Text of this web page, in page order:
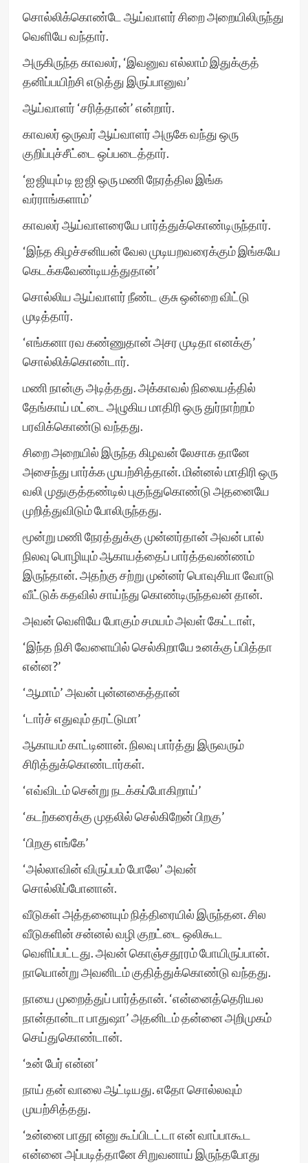
சொல்லிக்கொண்டே ஆய்வாளர் சிறை அறையிலிருந்து
வெளியே வந்தார்.
அருகிருந்த காவலர், ‘இவனுவ எல்லாம் இதுக்குத்
தனிப்பயிற்சி எடுத்து இருப்பானுவ’
ஆய்வாளர் ‘சரித்தான்’ என்றார்.
காவலர் ஒருவர் ஆய்வாளர் அருகே வந்து ஒரு
குறிப்புச்சீட்டை ஒப்படைத்தார்.
‘ஐ ஜியும் டி ஐ ஜி ஒரு மணி நேரத்தில இங்க
வர்ராங்களாம்’
காவலர் ஆய்வாளரையே பார்த்துக்கொண்டிருந்தார்.
‘இந்த கிழச்சனியன் வேல முடியறவரைக்கும் இங்கயே
கெடக்கவேண்டியத்துதான்’
சொல்லிய ஆய்வாளர் நீண்ட குசு ஒன்றை விட்டு
முடித்தார்.
‘எங்கனா ரவ கண்ணுதான் அசர முடிதா எனக்கு’
சொல்லிக்கொண்டார்.
மணி நான்கு அடித்தது. அக்காவல் நிலையத்தில்
தேங்காய் மட்டை அழுகிய மாதிரி ஒரு துர்நாற்றம்
பரவிக்கொண்டு வந்தது.
சிறை அறையில் இருந்த கிழவன் லேசாக தானே
அசைந்து பார்க்க முயற்சித்தான். மின்னல் மாதிரி ஒரு
வலி முதுகுத்தண்டில் புகுந்துகொண்டு அதனையே
முறித்துவிடும் போலிருந்தது.
மூன்று மணி நேரத்துக்கு முன்னர்தான் அவன் பால்
நிலவு பொழியும் ஆகாயத்தைப் பார்த்தவண்ணம்
இருந்தான். அதற்கு சற்று முன்னர் பொவுசியா வோடு
வீட்டுக் கதவில் சாய்ந்து கொண்டிருந்தவன் தான்.
அவன் வெளியே போகும் சமயம் அவள் கேட்டாள்,
‘இந்த நிசி வேளையில் செல்கிறாயே உனக்கு ப்பித்தா
என்ன?’
‘ஆமாம்’ அவன் புன்னகைத்தான்
‘டார்ச் எதுவும் தரட்டுமா’
ஆகாயம் காட்டினான். நிலவு பார்த்து இருவரும்
சிரித்துக்கொண்டார்கள்.
‘எவ்விடம் சென்று நடக்கப்போகிறாய்’
‘கடற்கரைக்கு முதலில் செல்கிறேன் பிறகு’
‘பிறகு எங்கே’
‘அல்லாவின் விருப்பம் போலே’ அவன்
சொல்லிப்போனான்.
வீடுகள் அத்தனையும் நித்திரையில் இருந்தன. சில
வீடுகளின் சன்னல் வழி குறட்டை ஒலிகூட
வெளிப்பட்டது. அவன் கொஞ்சதூரம் போயிருப்பான்.
நாயொன்று அவனிடம் குதித்துக்கொண்டு வந்தது.
நாயை முறைத்துப் பார்த்தான். ‘என்னைத்தெரியல
நான்தான்டா பாதுஷா’ அதனிடம் தன்னை அறிமுகம்
செய்துகொண்டான்.
‘உன் பேர் என்ன’
நாய் தன் வாலை ஆட்டியது. எதோ சொல்லவும்
முயற்சித்தது.
‘உன்னை பாதூ ன்னு கூப்பிடட்டா என் வாப்பாகூட
என்னை அப்படித்தானே சிறுவனாய் இருந்தபோது